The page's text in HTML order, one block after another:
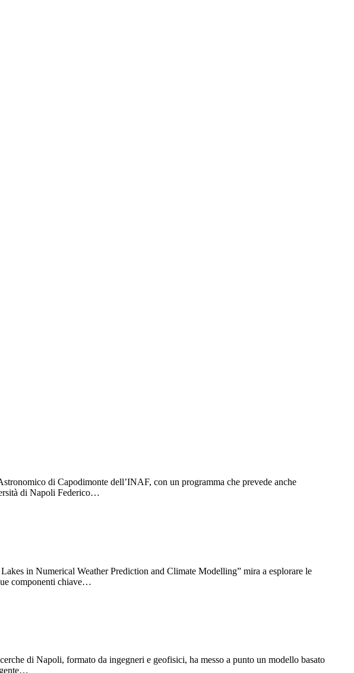
di Capodimonte dell’INAF, con un programma che prevede anche
di Napoli Federico…
in Numerical Weather Prediction and Climate Modelling” mira a esplorare le
componenti chiave…
di Napoli, formato da ingegneri e geofisici, ha messo a punto un modello basato